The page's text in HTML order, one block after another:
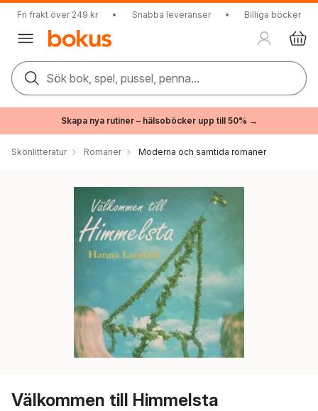
Fri frakt över 249 kr • Snabba leveranser • Billiga böcker
Sök bok, spel, pussel, penna...
Skapa nya rutiner – hälsoböcker upp till 50% →
Skönlitteratur Romaner Moderna och samtida romaner
Välkommen till Himmelsta